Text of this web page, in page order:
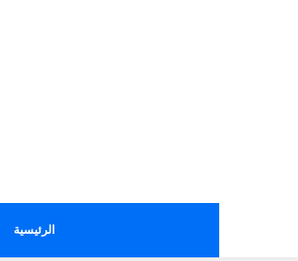
الرئيسية